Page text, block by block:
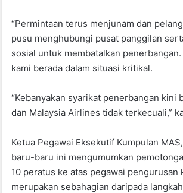
“Permintaan terus menjunam dan
pusu menghubungi pusat panggilan
sosial untuk membatalkan
kami berada dalam situasi kritikal.
“Kebanyakan syarikat penerbangan kini
dan Malaysia Airlines tidak terkecuali,”
Ketua Pegawai Eksekutif Kumpulan
baru-baru ini mengumumkan
10 peratus ke atas pegawai pengurusan
merupakan sebahagian daripada